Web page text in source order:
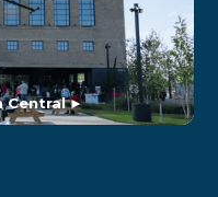
Central►